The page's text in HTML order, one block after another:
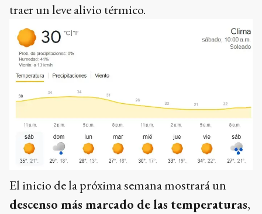
traer un leve alivio térmico.
El inicio de la próxima semana mostrará un
descenso más marcado de las temperaturas,